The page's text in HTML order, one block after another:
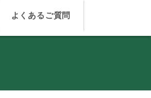
よくあるご質問